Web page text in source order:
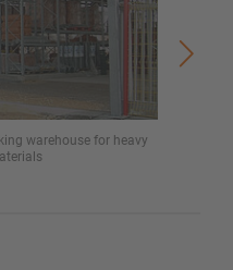
warehouse for heavy